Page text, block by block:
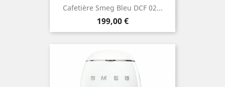
Cafetière Smeg Bleu DCF 02...
Prix
199,00 €